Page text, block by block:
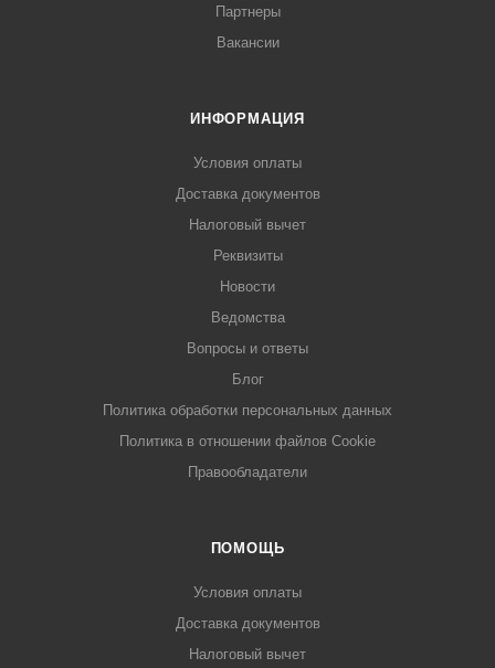
Партнеры
Вакансии
ИНФОРМАЦИЯ
Условия оплаты
Доставка документов
Налоговый вычет
Реквизиты
Новости
Ведомства
Вопросы и ответы
Блог
Политика обработки персональных данных
Политика в отношении файлов Cookie
Правообладатели
ПОМОЩЬ
Условия оплаты
Доставка документов
Налоговый вычет